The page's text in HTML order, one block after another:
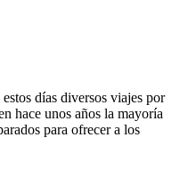
días diversos viajes por
hace unos años la mayoría
para ofrecer a los